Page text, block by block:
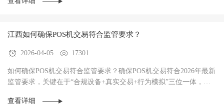
江西如何确保POS机交易符合监管要求？
2026-04-05 17301
如何确保POS机交易符合监管要求？确保POS机交易符合2026年最新
监管要求，关键在于“合规设备+真实交易+行为模拟”三位一体，规
查看详细